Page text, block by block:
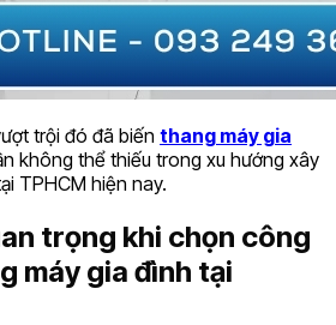
trội đó đã biến thang máy gia
không thể thiếu trong xu hướng xây
TPHCM hiện nay.
trọng khi chọn công
máy gia đình tại